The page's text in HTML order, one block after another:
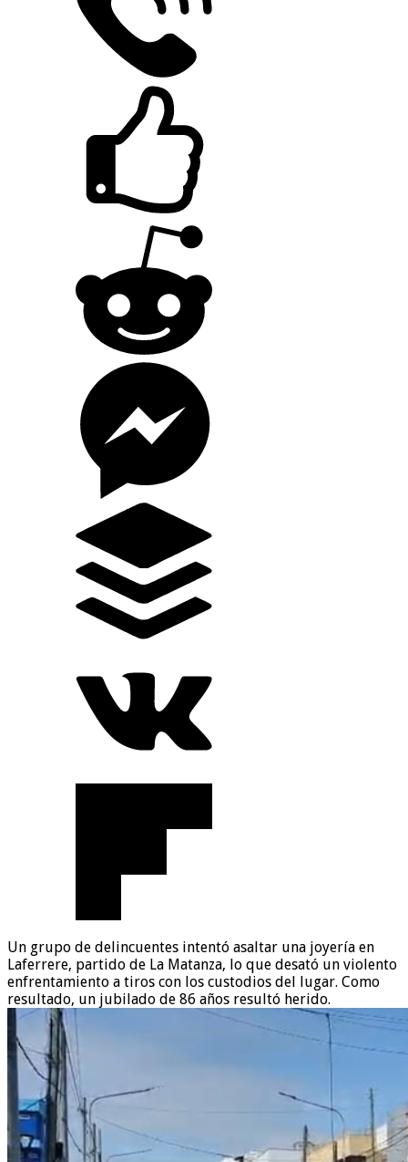
Un grupo de delincuentes intentó asaltar una joyería en
Laferrere, partido de La Matanza, lo que desató un violento
enfrentamiento a tiros con los custodios del lugar. Como
resultado, un jubilado de 86 años resultó herido.